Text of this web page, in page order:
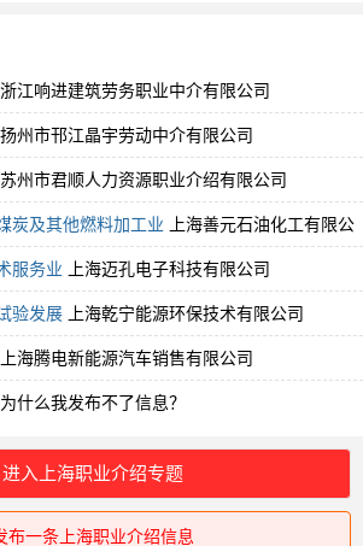
浙江响进建筑劳务职业中介有限公司
扬州市邗江晶宇劳动中介有限公司
苏州市君顺人力资源职业介绍有限公司
炭及其他燃料加工业 上海善元石油化工有限公
服务业 上海迈孔电子科技有限公司
验发展 上海乾宁能源环保技术有限公司
上海腾电新能源汽车销售有限公司
为什么我发布不了信息？
进入上海职业介绍专题
布一条上海职业介绍信息